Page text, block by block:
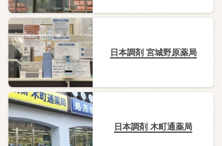
日本調剤 宮城野原薬局
日本調剤 木町通薬局